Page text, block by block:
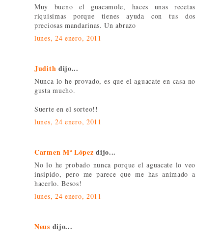
Muy bueno el guacamole, haces unas recetas
riquisimas porque tienes ayuda con tus dos
preciosas mandarinas. Un abrazo
lunes, 24 enero, 2011
Judith dijo...
Nunca lo he provado, es que el aguacate en casa no
gusta mucho.
Suerte en el sorteo!!
lunes, 24 enero, 2011
Carmen Mª López dijo...
No lo he probado nunca porque el aguacate lo veo
insípido, pero me parece que me has animado a
hacerlo. Besos!
lunes, 24 enero, 2011
Neus dijo...